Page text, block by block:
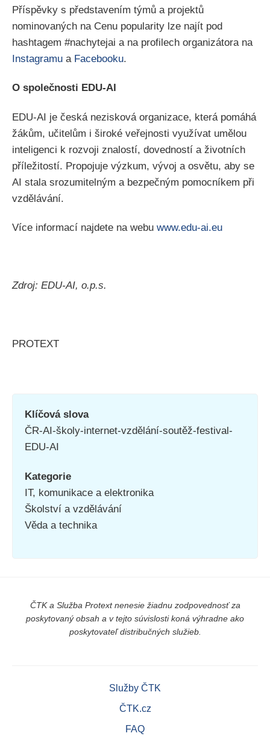
Příspěvky s představením týmů a projektů
nominovaných na Cenu popularity lze najít pod
hashtagem #nachytejai a na profilech organizátora na
Instagramu a Facebooku.
O společnosti EDU-AI
EDU-AI je česká nezisková organizace, která pomáhá
žákům, učitelům i široké veřejnosti využívat umělou
inteligenci k rozvoji znalostí, dovedností a životních
příležitostí. Propojuje výzkum, vývoj a osvětu, aby se
AI stala srozumitelným a bezpečným pomocníkem při
vzdělávání.
Více informací najdete na webu www.edu-ai.eu
Zdroj: EDU-AI, o.p.s.
PROTEXT
Klíčová slova
ČR-AI-školy-internet-vzdělání-soutěž-festival-
EDU-AI
Kategorie
IT, komunikace a elektronika
Školství a vzdělávání
Věda a technika
ČTK a Služba Protext nenesie žiadnu zodpovednosť za
poskytovaný obsah a v tejto súvislosti koná výhradne ako
poskytovateľ distribučných služieb.
Služby ČTK
ČTK.cz
FAQ